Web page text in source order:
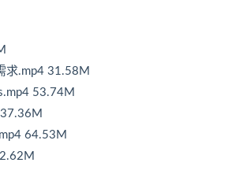
求.mp4 31.58M
53.74M
64.53M